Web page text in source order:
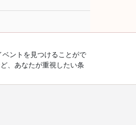
ントを見つけることがで
、あなたが重視したい条